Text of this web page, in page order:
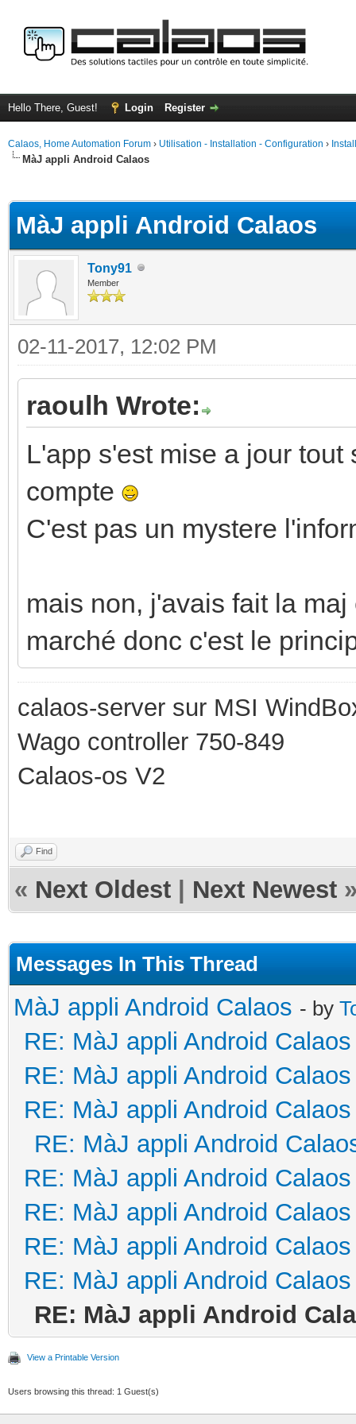
Hello There, Guest! Login Register
Calaos, Home Automation Forum › Utilisation - Installation - Configuration ›
MàJ appli Android Calaos
MàJ appli Android Calaos
Tony91
Member
02-11-2017, 12:02 PM
raoulh Wrote:
L'app s'est mise a jour
compte
C'est pas un mystere
mais non, j'avais fait la
marché donc c'est le
calaos-server sur MSI
Wago controller 750-849
Calaos-os V2
Find
« Next Oldest Next Newest
Messages In This Thread
MàJ appli Android Calaos - by
RE: MàJ appli Android Calaos
RE: MàJ appli Android Calaos
RE: MàJ appli Android Calaos
RE: MàJ appli Android
RE: MàJ appli Android Calaos
RE: MàJ appli Android Calaos
RE: MàJ appli Android Calaos
RE: MàJ appli Android Calaos
RE: MàJ appli Android
View a Printable Version
Users browsing this thread: 1 Guest(s)